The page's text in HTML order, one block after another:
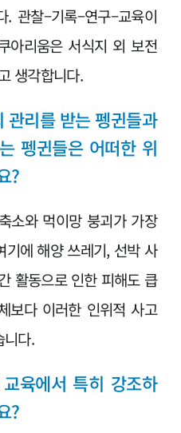
관찰–기록–연구–교육이
아리움은 서식지 외 보전
생각합니다.
관리를 받는 펭귄들과
펭귄들은 어떠한 위
?
소와 먹이망 붕괴가 가장
기에 해양 쓰레기, 선박 사
활동으로 인한 피해도 큽
보다 이러한 인위적 사고
니다.
육에서 특히 강조하
?